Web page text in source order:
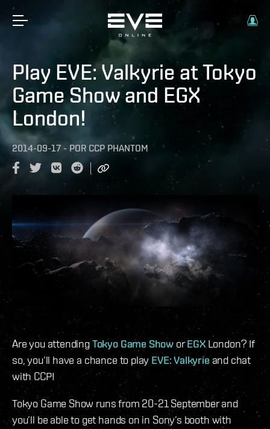
Play EVE: Valkyrie at Tokyo
Game Show and EGX
London!
2014-09-17 - POR CCP PHANTOM
Are you attendingTokyo Game Show orEGXLondon? If
so, you’ll have a chance to play EVE: Valkyrieand chat
with CCP!
Tokyo Game Show runs from 20-21 September and
you’ll be able to get hands on in Sony’s booth with